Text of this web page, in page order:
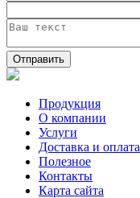
Отправить
Продукция
О компании
Услуги
Доставка и оплата
Полезное
Контакты
Карта сайта